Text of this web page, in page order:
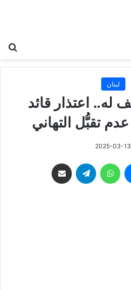
لبنان
له.. اعتذار قائد
تقبُّل التهاني
2025-03-13
ماسنجر واتساب تيلقرام